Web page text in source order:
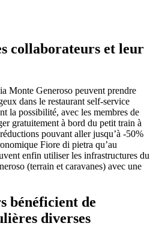
collaborateurs et leur
Monte Generoso peuvent prendre
dans le restaurant self-service
la possibilité, avec les membres de
gratuitement à bord du petit train à
pouvant aller jusqu’à -50%
Fiore di pietra qu’au
enfin utiliser les infrastructures du
(terrain et caravanes) avec une
bénéficient de
diverses